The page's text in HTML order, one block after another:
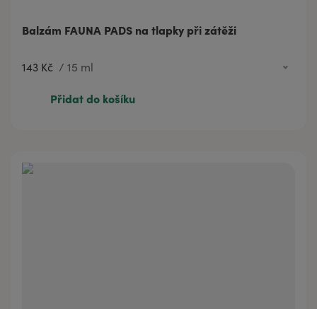
Balzám FAUNA PADS na tlapky při zátěži
143 Kč / 15 ml
143 Kč
15 ml
Přidat do košíku